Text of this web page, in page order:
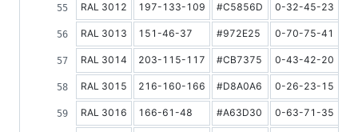
RAL 3012 197-133-109 #C5856D 0-32-45-23
RAL 3013 151-46-37 #972E25 0-70-75-41
RAL 3014 203-115-117 #CB7375 0-43-42-20
RAL 3015 216-160-166 #D8A0A6 0-26-23-15
RAL 3016 166-61-48 #A63D30 0-63-71-35